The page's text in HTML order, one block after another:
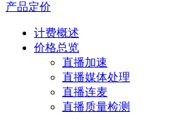
产品定价
计费概述
价格总览
直播加速
直播媒体处理
直播连麦
直播质量检测